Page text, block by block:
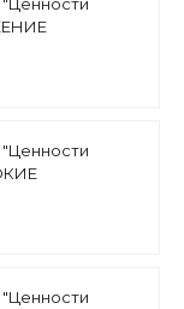
"Ценности
0,7х1м арт.